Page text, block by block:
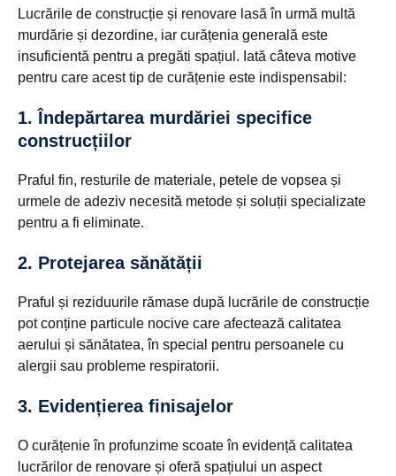
Lucrările de construcție și renovare lasă în urmă multă
murdărie și dezordine, iar curățenia generală este
insuficientă pentru a pregăti spațiul. Iată câteva motive
pentru care acest tip de curățenie este indispensabil:
1. Îndepărtarea murdăriei specifice
construcțiilor
Praful fin, resturile de materiale, petele de vopsea și
urmele de adeziv necesită metode și soluții specializate
pentru a fi eliminate.
2. Protejarea sănătății
Praful și reziduurile rămase după lucrările de construcție
pot conține particule nocive care afectează calitatea
aerului și sănătatea, în special pentru persoanele cu
alergii sau probleme respiratorii.
3. Evidențierea finisajelor
O curățenie în profunzime scoate în evidență calitatea
lucrărilor de renovare și oferă spațiului un aspect